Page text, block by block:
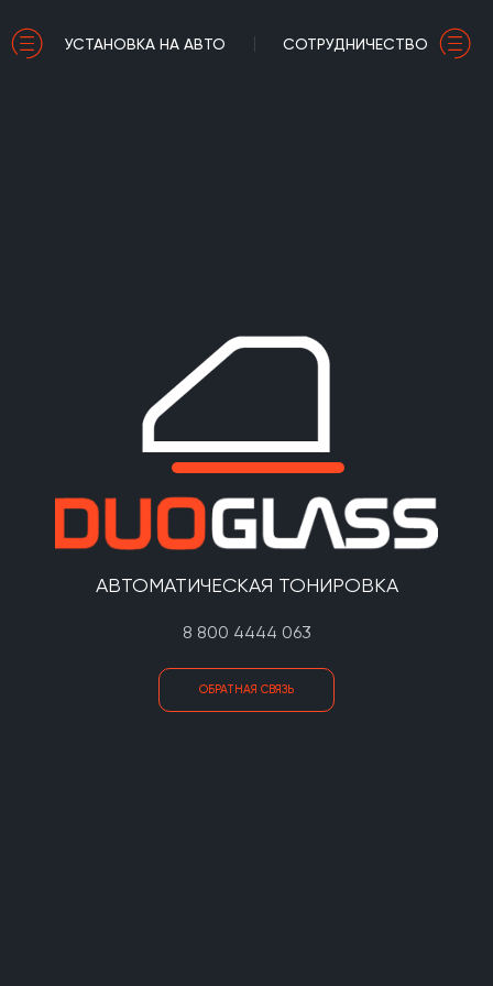
УСТАНОВКА НА АВТО СОТРУДНИЧЕСТВО
АВТОМАТИЧЕСКАЯ ТОНИРОВКА
8 800 4444 063
ОБРАТНАЯ СВЯЗЬ